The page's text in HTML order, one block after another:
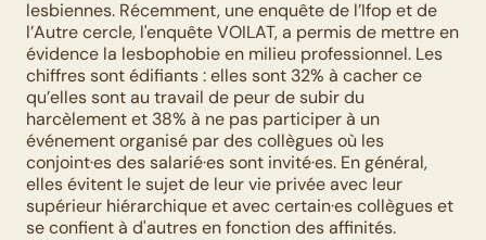
lesbiennes. Récemment, une enquête de l’Ifop et de
l’Autre cercle, l'enquête VOILAT, a permis de mettre en
évidence la lesbophobie en milieu professionnel. Les
chiffres sont édifiants : elles sont 32% à cacher ce
qu’elles sont au travail de peur de subir du
harcèlement et 38% à ne pas participer à un
événement organisé par des collègues où les
conjoint·es des salarié·es sont invité·es. En général,
elles évitent le sujet de leur vie privée avec leur
supérieur hiérarchique et avec certain·es collègues et
se confient à d'autres en fonction des affinités.